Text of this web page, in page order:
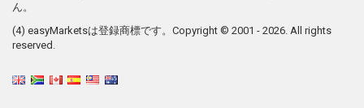
ん。
(4) easyMarketsは登録商標です。Copyright © 2001 - 2026. All rights
reserved.